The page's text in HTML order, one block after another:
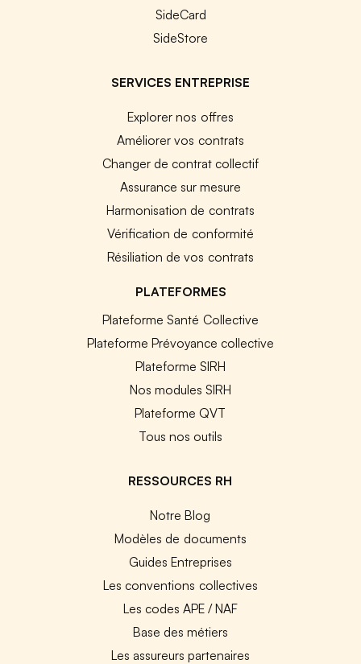
SideCard
SideStore
SERVICES ENTREPRISE
Explorer nos offres
Améliorer vos contrats
Changer de contrat collectif
Assurance sur mesure
Harmonisation de contrats
Vérification de conformité
Résiliation de vos contrats
PLATEFORMES
Plateforme Santé Collective
Plateforme Prévoyance collective
Plateforme SIRH
Nos modules SIRH
Plateforme QVT
Tous nos outils
RESSOURCES RH
Notre Blog
Modèles de documents
Guides Entreprises
Les conventions collectives
Les codes APE / NAF
Base des métiers
Les assureurs partenaires